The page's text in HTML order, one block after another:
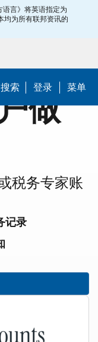
语言》将英语指定为
均为所有联邦资讯的
搜索 登录 菜单
做
税务专家账
记录